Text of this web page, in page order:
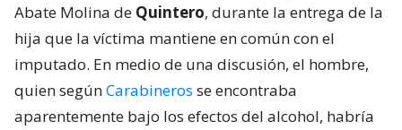
Abate Molina de Quintero, durante la entrega de la
hija que la víctima mantiene en común con el
imputado. En medio de una discusión, el hombre,
quien segúnCarabineros se encontraba
aparentemente bajo los efectos del alcohol, habría